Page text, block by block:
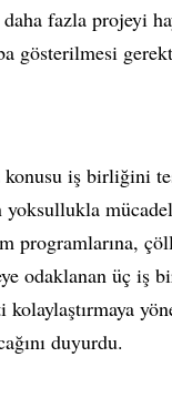
fazla projeyi
gösterilmesi
iş birliğini
yoksullukla
programlarına,
odaklanan üç iş
kolaylaştırmaya
duyurdu.